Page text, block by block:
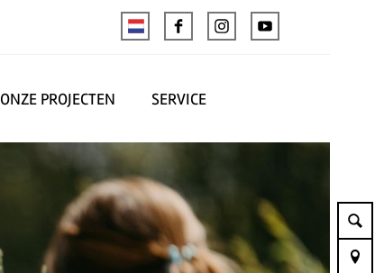
ONZE PROJECTEN SERVICE